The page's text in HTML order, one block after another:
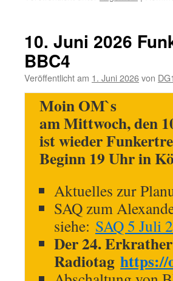
10. Juni 2026
BBC4
Veröffentlicht am 1. Juni 2026von
Moin OM`s
am Mittwoch, den
ist wieder
Beginn 19 Uhr in
Aktuelles zur
SAQ zum
siehe: SAQ 5 Juli
Der 24. Erkrather
Radiotag https://